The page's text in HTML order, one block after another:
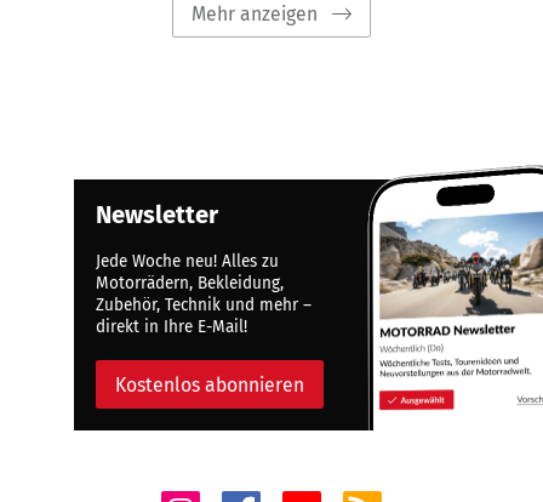
Mehr anzeigen
Newsletter
Jede Woche neu! Alles zu
Motorrädern, Bekleidung,
Zubehör, Technik und mehr –
direkt in Ihre E-Mail!
Kostenlos abonnieren